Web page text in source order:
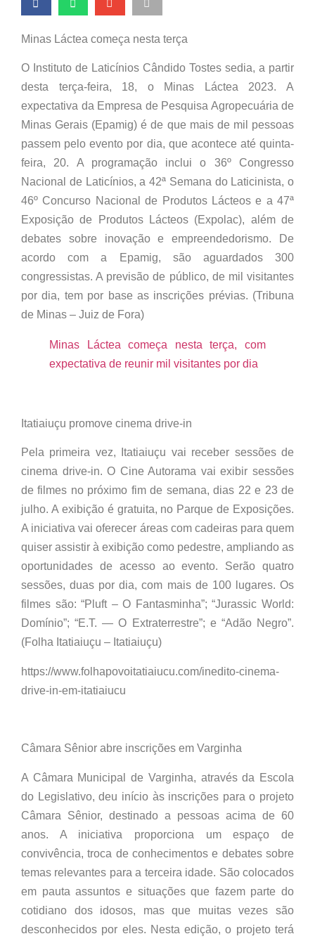
Minas Láctea começa nesta terça
O Instituto de Laticínios Cândido Tostes sedia, a partir
desta terça-feira, 18, o Minas Láctea 2023. A
expectativa da Empresa de Pesquisa Agropecuária de
Minas Gerais (Epamig) é de que mais de mil pessoas
passem pelo evento por dia, que acontece até quinta-
feira, 20. A programação inclui o 36º Congresso
Nacional de Laticínios, a 42ª Semana do Laticinista, o
46º Concurso Nacional de Produtos Lácteos e a 47ª
Exposição de Produtos Lácteos (Expolac), além de
debates sobre inovação e empreendedorismo. De
acordo com a Epamig, são aguardados 300
congressistas. A previsão de público, de mil visitantes
por dia, tem por base as inscrições prévias. (Tribuna
de Minas – Juiz de Fora)
Minas Láctea começa nesta terça, com
expectativa de reunir mil visitantes por dia
Itatiaiuçu promove cinema drive-in
Pela primeira vez, Itatiaiuçu vai receber sessões de
cinema drive-in. O Cine Autorama vai exibir sessões
de filmes no próximo fim de semana, dias 22 e 23 de
julho. A exibição é gratuita, no Parque de Exposições.
A iniciativa vai oferecer áreas com cadeiras para quem
quiser assistir à exibição como pedestre, ampliando as
oportunidades de acesso ao evento. Serão quatro
sessões, duas por dia, com mais de 100 lugares. Os
filmes são: “Pluft – O Fantasminha”; “Jurassic World:
Domínio”; “E.T. — O Extraterrestre”; e “Adão Negro”.
(Folha Itatiaiuçu – Itatiaiuçu)
https://www.folhapovoitatiaiucu.com/inedito-cinema-
drive-in-em-itatiaiucu
Câmara Sênior abre inscrições em Varginha
A Câmara Municipal de Varginha, através da Escola
do Legislativo, deu início às inscrições para o projeto
Câmara Sênior, destinado a pessoas acima de 60
anos. A iniciativa proporciona um espaço de
convivência, troca de conhecimentos e debates sobre
temas relevantes para a terceira idade. São colocados
em pauta assuntos e situações que fazem parte do
cotidiano dos idosos, mas que muitas vezes são
desconhecidos por eles. Nesta edição, o projeto terá